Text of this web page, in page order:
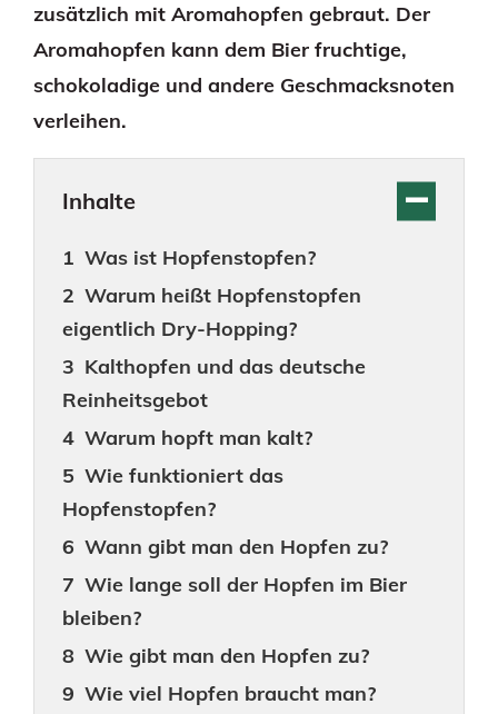
zusätzlich mit Aromahopfen gebraut. Der
Aromahopfen kann dem Bier fruchtige,
schokoladige und andere Geschmacksnoten
verleihen.
Inhalte
Was ist Hopfenstopfen?
Warum heißt Hopfenstopfen
eigentlich Dry-Hopping?
Kalthopfen und das deutsche
Reinheitsgebot
Warum hopft man kalt?
Wie funktioniert das
Hopfenstopfen?
Wann gibt man den Hopfen zu?
Wie lange soll der Hopfen im Bier
bleiben?
Wie gibt man den Hopfen zu?
Wie viel Hopfen braucht man?